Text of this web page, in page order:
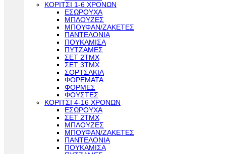
ΚΟΡΙΤΣΙ 1-6 ΧΡΟΝΩΝ
ΕΣΩΡΟΥΧΑ
ΜΠΛΟΥΖΕΣ
ΜΠΟΥΦΑΝ/ΖΑΚΕΤΕΣ
ΠΑΝΤΕΛΟΝΙΑ
ΠΟΥΚΑΜΙΣΑ
ΠΥΤΖΑΜΕΣ
ΣΕΤ 2ΤΜΧ
ΣΕΤ 3ΤΜΧ
ΣΟΡΤΣΑΚΙΑ
ΦΟΡΕΜΑΤΑ
ΦΟΡΜΕΣ
ΦΟΥΣΤΕΣ
ΚΟΡΙΤΣΙ 4-16 ΧΡΟΝΩΝ
ΕΣΩΡΟΥΧΑ
ΣΕΤ 2ΤΜΧ
ΜΠΛΟΥΖΕΣ
ΜΠΟΥΦΑΝ/ΖΑΚΕΤΕΣ
ΠΑΝΤΕΛΟΝΙΑ
ΠΟΥΚΑΜΙΣΑ